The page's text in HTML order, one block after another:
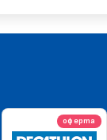
оферта